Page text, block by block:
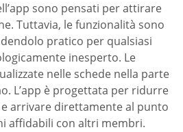
sono pensati per attirare
Tuttavia, le funzionalità sono
pratico per qualsiasi
inesperto. Le
nelle schede nella parte
L’app è progettata per ridurre
arrivare direttamente al punto
affidabili con altri membri.